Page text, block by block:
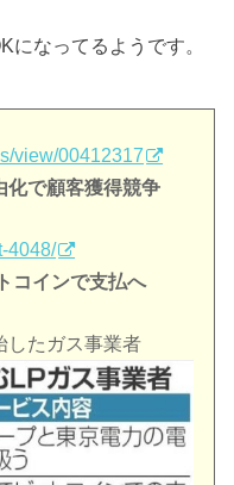
になってるようです。
view/00412317
化で顧客獲得競争
4048/
コインで支払へ
したガス事業者